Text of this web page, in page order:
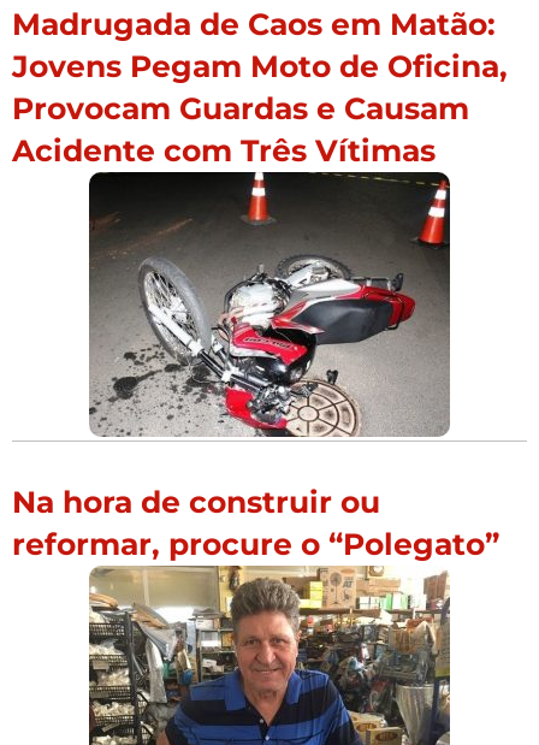
Madrugada de Caos em Matão:
Jovens Pegam Moto de Oficina,
Provocam Guardas e Causam
Acidente com Três Vítimas
Na hora de construir ou
reformar, procure o “Polegato”